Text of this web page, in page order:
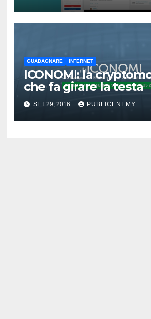
GUADAGNARE INTERNET
ICONOMI: la
che fa girare la testa
SET 29, 2016 PUBLICENEMY